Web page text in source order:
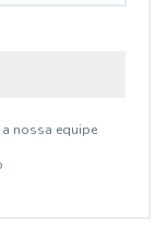
nossa equipe